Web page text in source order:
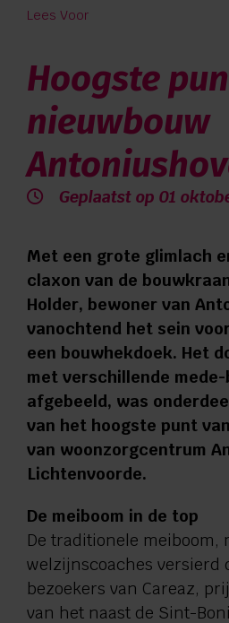
Lees Voor
Hoogste
nieuwbouw
Geplaatst op 01
Met een grote glimlach
claxon van de
Holder, bewoner van
vanochtend het sein
een bouwhekdoek. Het
met verschillende
afgebeeld, was
van het hoogste punt
van woonzorgcentrum
Lichtenvoorde.
De meiboom in de top
De traditionele meiboom,
welzijnscoaches versierd
bezoekers van Careaz,
van het naast de Sint-
Vrijwilligers
Verwijzers
Contact
Vragen en
088
Zorg aan
0544